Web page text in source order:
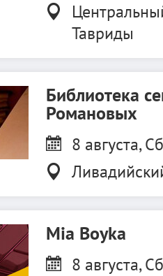
Тавриды
Библиотека
Романовых
8 августа,
Mia Boyka
8 августа,